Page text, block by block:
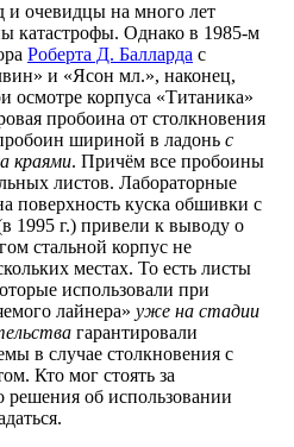
очевидцы на много лет
катастрофы. Однако в 1985-м
Роберта Д. Балларда с
и «Ясон мл.», наконец,
осмотре корпуса «Титаника»
пробоина от столкновения
шириной в ладонь с
краями. Причём все пробоины
листов. Лабораторные
поверхность куска обшивки с
1995 г.) привели к выводу о
стальной корпус не
местах. То есть листы
использовали при
лайнера» уже на стадии
гарантировали
в случае столкновения с
Кто мог стоять за
решения об использовании